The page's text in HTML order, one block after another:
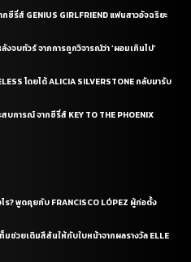
ซีรี่ส์ GENIUS GIRLFRIEND แฟนสาวอัจฉริยะ
งจบทัวร์ จากการถูกวิจารณ์ว่า ‘ผอมเกินไป’
โดยได้ ALICIA SILVERSTONE กลับมารับ
การณ์ จากซีรี่ส์ KEY TO THE PHOENIX
? พูดคุยกับ FRANCISCO LÓPEZ ผู้ก่อตั้ง
มช่วยเติมสีสันให้กับใบหน้าจากผลรางวัล ELLE